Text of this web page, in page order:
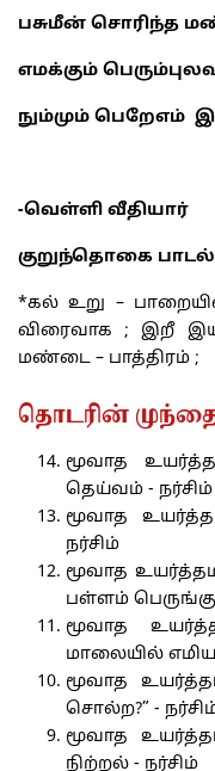
பசுமீன் சொரிந்த
எமக்கும்
நும்மும் பெறேஎம்
-வெள்ளி வீதியார்
குறுந்தொகை பாடல் :
*கல் உறு –
விரைவாக ; இறீ
மண்டை – பாத்திரம் ;
தொடரின்
மூவாத
தெய்வம் - நர்சிம்
மூவாத
நர்சிம்
மூவாத
பள்ளம்
மூவாத
மாலையில்
மூவாத
சொல்ற?” -
மூவாத
நிற்றல் - நர்சிம்